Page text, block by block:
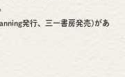
発行、三一書房発売)があ